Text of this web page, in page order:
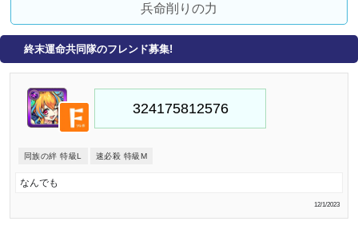
兵命削りの力
終末運命共同隊のフレンド募集!
同族の絆 特級L 速必殺 特級M
なんでも
12/1/2023